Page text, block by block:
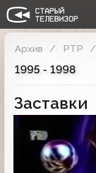
Архив РТР
1995 - 1998
Заставки